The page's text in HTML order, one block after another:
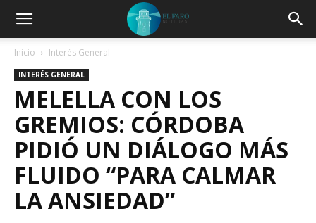
Inicio Interés General
INTERÉS GENERAL
MELELLA CON LOS
GREMIOS: CÓRDOBA
PIDIÓ UN DIÁLOGO MÁS
FLUIDO “PARA CALMAR
LA ANSIEDAD”